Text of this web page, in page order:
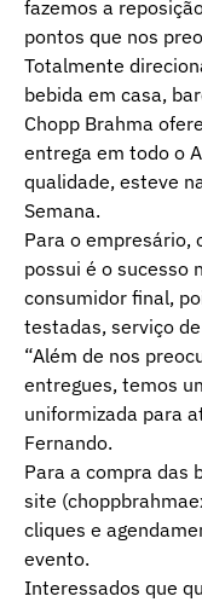
fazemos a
pontos que nos
Totalmente
bebida em casa,
Chopp Brahma
entrega em todo o
qualidade, esteve
Semana.
Para o empresário,
possui é o sucesso
consumidor final,
testadas, serviço
“Além de nos
entregues, temos
uniformizada para
Fernando.
Para a compra das
site
cliques e
evento.
Interessados que